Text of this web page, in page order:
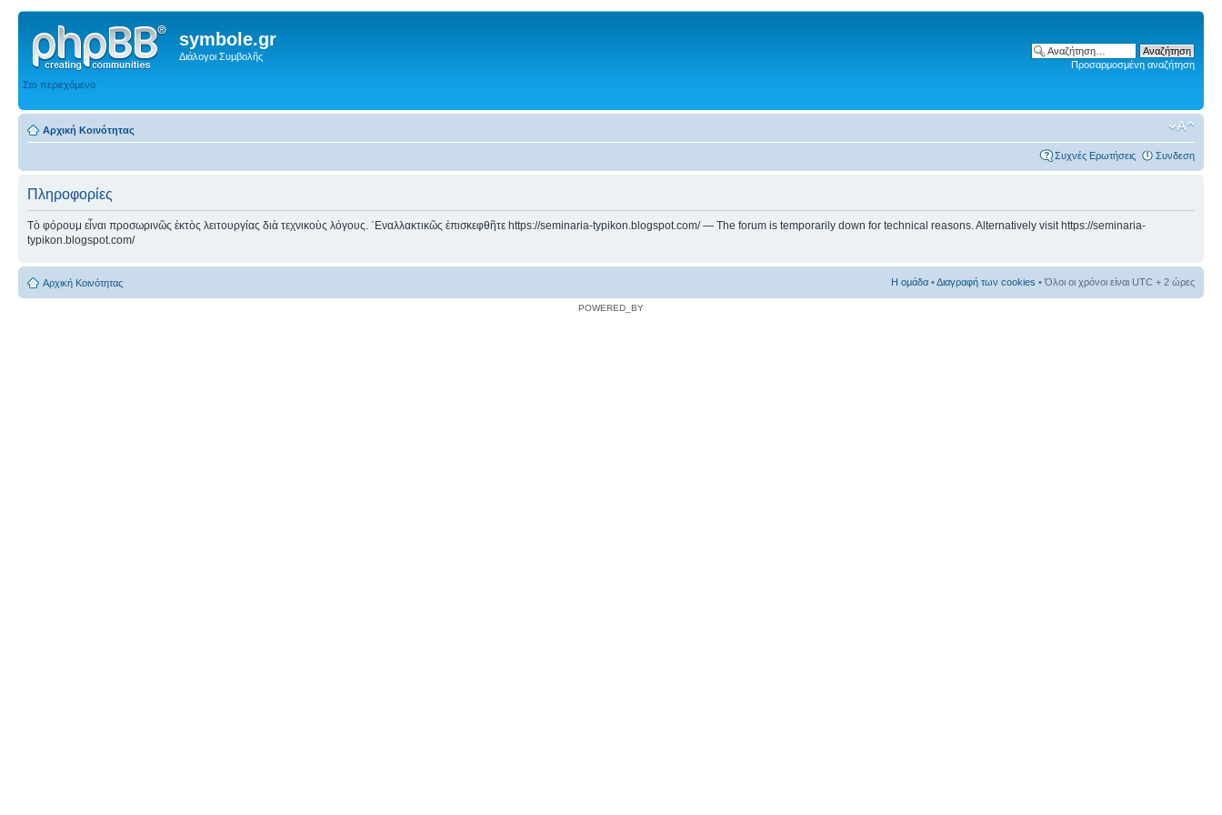
symbole.gr
Διάλογοι Συμβολῆς
Στο περιεχόμενο
Προσαρμοσμένη αναζήτηση
Αρχική Κοινότητας
Συχνές Ερωτήσεις Συνδεση
Πληροφορίες
Τὸ φόρουμ εἶναι προσωρινῶς ἐκτὸς λειτουργίας διὰ τεχνικοὺς λόγους. ᾿Εναλλακτικῶς ἐπισκεφθῆτε https://seminaria-typikon.blogspot.com/ — The forum is temporarily down for technical reasons. Alternatively visit https://seminaria-
typikon.blogspot.com/
Αρχική Κοινότητας Η ομάδα •Διαγραφή των cookies • Όλοι οι χρόνοι είναι UTC + 2 ώρες
POWERED_BY